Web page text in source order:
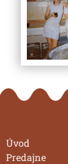
Úvod
Predajne